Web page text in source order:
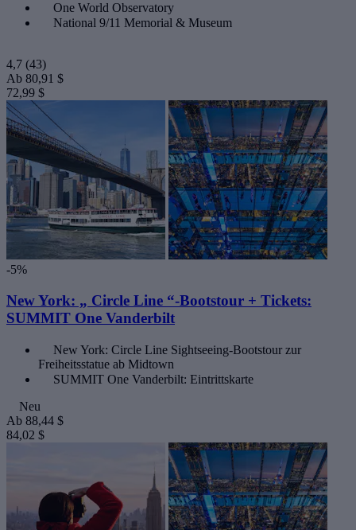
One World Observatory
National 9/11 Memorial & Museum
4,7 (43)
Ab 80,91 $
72,99 $
-5%
New York: „ Circle Line “-Bootstour + Tickets:
SUMMIT One Vanderbilt
New York: Circle Line Sightseeing-Bootstour zur
Freiheitsstatue ab Midtown
SUMMIT One Vanderbilt: Eintrittskarte
Neu
Ab 88,44 $
84,02 $